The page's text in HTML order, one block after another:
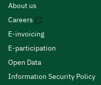
About us
Careers
E-invoicing
E-participation
Open Data
Information Security Policy